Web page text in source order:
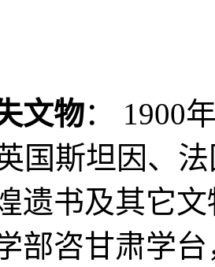
文物： 1900
国斯坦因、
遗书及其它
部咨甘肃学